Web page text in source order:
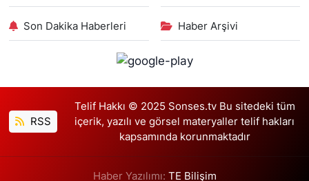
Son Dakika Haberleri Haber Arşivi
RSS
Telif Hakkı © 2025 Sonses.tv Bu sitedeki tüm
içerik, yazılı ve görsel materyaller telif hakları
kapsamında korunmaktadır
Haber Yazılımı: TE Bilişim